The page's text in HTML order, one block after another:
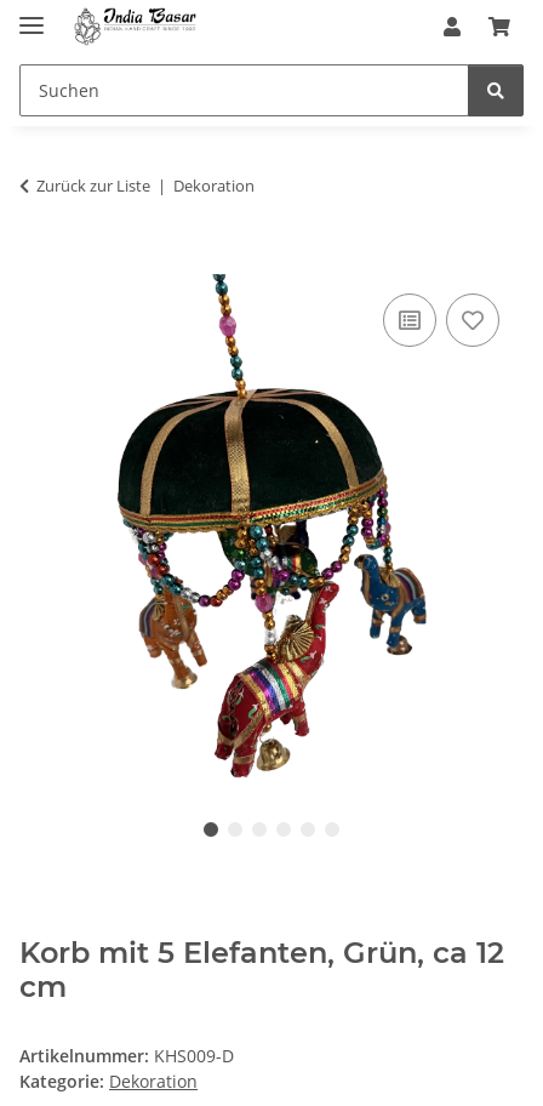
Zurück zur Liste Dekoration
Korb mit 5 Elefanten, Grün, ca 12
cm
Artikelnummer: KHS009-D
Kategorie: Dekoration